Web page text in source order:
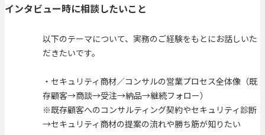
インタビュー時に相談したいこと
以下のテーマについて、実務のご経験をもとにお話しいた
だきたいです。
・セキュリティ商材／コンサルの営業プロセス全体像（既
存顧客→商談→受注→納品→継続フォロー）
※既存顧客へのコンサルティング契約やセキュリティ診断
→セキュリティ商材の提案の流れや勝ち筋が知りたい